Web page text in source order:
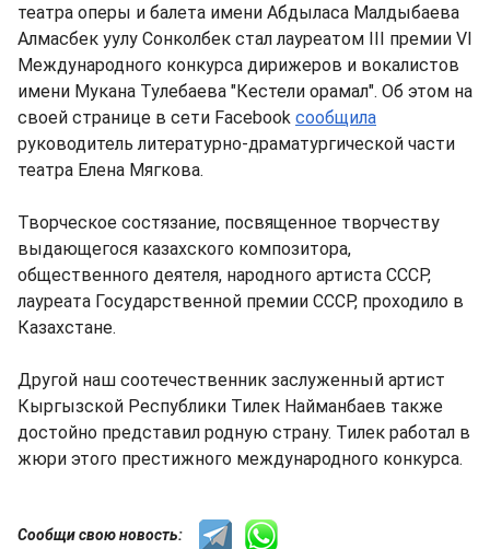
театра оперы и балета имени Абдыласа Малдыбаева
Алмасбек уулу Сонколбек стал лауреатом III премии VI
Международного конкурса дирижеров и вокалистов
имени Мукана Тулебаева "Кестели орамал". Об этом на
своей странице в сети Facebook сообщила
руководитель литературно-драматургической части
театра Елена Мягкова.
Творческое состязание, посвященное творчеству
выдающегося казахского композитора,
общественного деятеля, народного артиста СССР,
лауреата Государственной премии СССР, проходило в
Казахстане.
Другой наш соотечественник заслуженный артист
Кыргызской Республики Тилек Найманбаев также
достойно представил родную страну. Тилек работал в
жюри этого престижного международного конкурса.
Сообщи свою новость: